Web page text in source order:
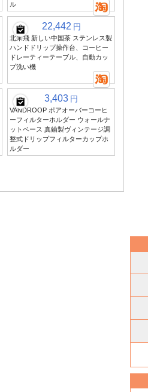
ル
22,442 円
北来飛 新しい中国茶 ステンレス製
ハンドドリップ操作台、コーヒー
ドレーティーテーブル、自動カッ
プ洗い機
3,403 円
VANDROOP ポアオーバーコーヒ
ーフィルターホルダー ウォールナ
ットベース 真鍮製ヴィンテージ調
整式ドリップフィルターカップホ
ルダー